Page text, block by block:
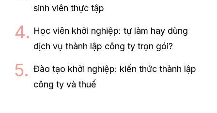
sinh viên thực tập
Học viên khởi nghiệp: tự làm hay dùng
dịch vụ thành lập công ty trọn gói?
Đào tạo khởi nghiệp: kiến thức thành lập
công ty và thuế